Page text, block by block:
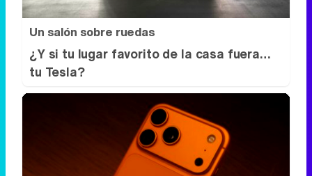
Un salón sobre ruedas
¿Y si tu lugar favorito de la casa fuera…
tu Tesla?